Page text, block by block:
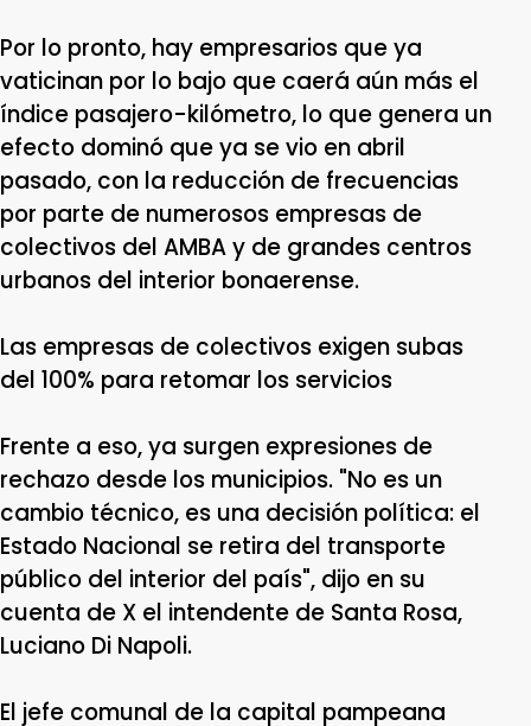
Por lo pronto, hay empresarios que ya
vaticinan por lo bajo que caerá aún más el
índice pasajero-kilómetro, lo que genera un
efecto dominó que ya se vio en abril
pasado, con la reducción de frecuencias
por parte de numerosos empresas de
colectivos del AMBA y de grandes centros
urbanos del interior bonaerense.
Las empresas de colectivos exigen subas
del 100% para retomar los servicios
Frente a eso, ya surgen expresiones de
rechazo desde los municipios. "No es un
cambio técnico, es una decisión política: el
Estado Nacional se retira del transporte
público del interior del país", dijo en su
cuenta de X el intendente de Santa Rosa,
Luciano Di Napoli.
El jefe comunal de la capital pampeana